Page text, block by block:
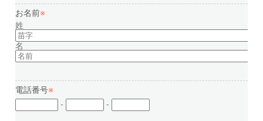
お名前※
姓
名
電話番号※
-
-